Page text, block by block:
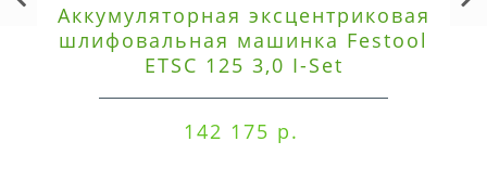
Аккумуляторная эксцентриковая
шлифовальная машинка Festool
ETSC 125 3,0 I-Set
142 175 р.